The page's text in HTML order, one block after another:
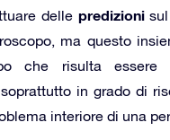
delle predizionisul
ma questo
che risulta essere
in grado di
interiore di una